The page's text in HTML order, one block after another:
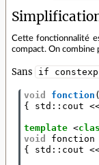
Cette fonctionnalité
compact. On combine
Sans if
void fonction
{
std :: cout
template <
void
fonction
{
std :: cout